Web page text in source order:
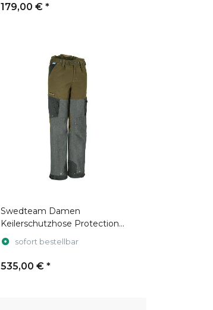
179,00 € *
Swedteam Damen
Keilerschutzhose Protection
Swedteam Green
sofort bestellbar
535,00 € *